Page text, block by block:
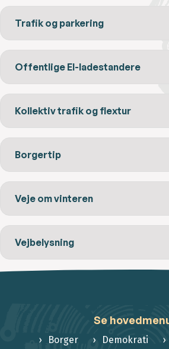
Trafik og parkering
Offentlige El-ladestandere
Kollektiv trafik og flextur
Borgertip
Veje om vinteren
Vejbelysning
Se
Borger Demokrati